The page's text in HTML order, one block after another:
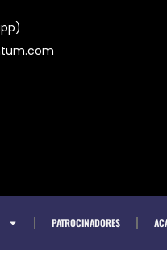
PATROCINADORES